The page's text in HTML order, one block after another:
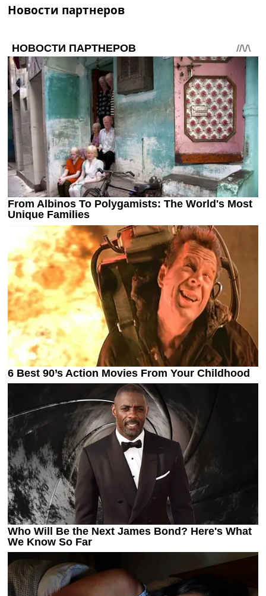
Украина. Премьер-Лига
Англия. Премьер Лига
Испания. Ла Лига
Другие Турниры >>>
Таблицы
Таблицы групп Чемпионата Мира
Украина. Премьер-Лига
Украина. Первая Лига
Лига Чемпионов. Таблицы групп
Англия. Премьер-Лига
Испания. Ла Лига
Все таблицы >>>
Рейтинги
Рейтинг стран УЕФА
Рейтинг клубов УЕФА
Рейтинг ФИФА
ТВ программа
Новости партнеров